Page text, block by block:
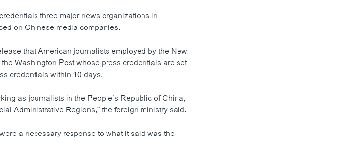
three major news organizations in
on Chinese media companies.
that American journalists employed by the New
Washington Post whose press credentials are set
credentials within 10 days.
as journalists in the People’s Republic of China,
Administrative Regions,” the foreign ministry said.
a necessary response to what it said was the